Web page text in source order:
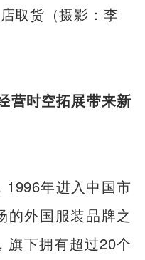
取货（摄影：李
营时空拓展带来新
年进入中国市
的外国服装品牌之
旗下拥有超过20个